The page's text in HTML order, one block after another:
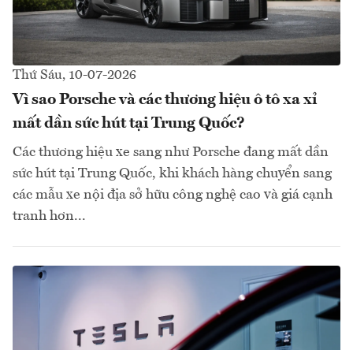
Thứ Sáu, 10-07-2026
Vì sao Porsche và các thương hiệu ô tô xa xỉ
mất dần sức hút tại Trung Quốc?
Các thương hiệu xe sang như Porsche đang mất dần
sức hút tại Trung Quốc, khi khách hàng chuyển sang
các mẫu xe nội địa sở hữu công nghệ cao và giá cạnh
tranh hơn...